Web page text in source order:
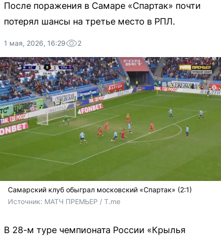
После поражения в Самаре «Спартак» почти
потерял шансы на третье место в РПЛ.
1 мая, 2026, 16:29 2
Самарский клуб обыграл московский «Спартак» (2:1)
Источник: МАТЧ ПРЕМЬЕР / T.me
В 28-м туре чемпионата России «Крылья